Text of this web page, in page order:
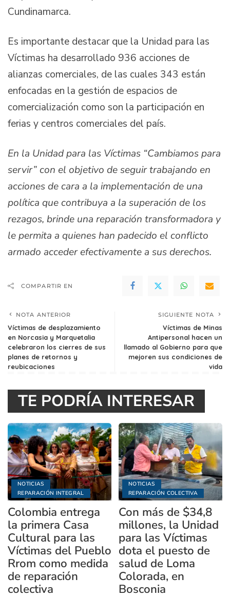
Cundinamarca.
Es importante destacar que la Unidad para las
Víctimas ha desarrollado 936 acciones de
alianzas comerciales, de las cuales 343 están
enfocadas en la gestión de espacios de
comercialización como son la participación en
ferias y centros comerciales del país.
En la Unidad para las Víctimas “Cambiamos para
servir” con el objetivo de seguir trabajando en
acciones de cara a la implementación de una
política que contribuya a la superación de los
rezagos, brinde una reparación transformadora y
le permita a quienes han padecido el conflicto
armado acceder efectivamente a sus derechos.
COMPARTIR EN
NOTA ANTERIOR
Víctimas de desplazamiento
en Norcasia y Marquetalia
celebraron los cierres de sus
planes de retornos y
reubicaciones
SIGUIENTE NOTA
Víctimas de Minas
Antipersonal hacen un
llamado al Gobierno para que
mejoren sus condiciones de
vida
TE PODRÍA INTERESAR
NOTICIAS
REPARACIÓN INTEGRAL
Colombia entrega
la primera Casa
Cultural para las
Víctimas del Pueblo
Rrom como medida
de reparación
colectiva
NOTICIAS
REPARACIÓN COLECTIVA
Con más de $34,8
millones, la Unidad
para las Víctimas
dota el puesto de
salud de Loma
Colorada, en
Bosconia